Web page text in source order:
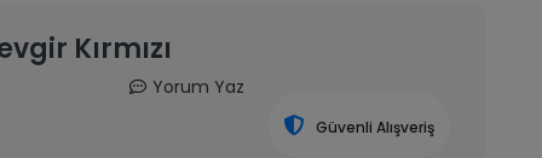
Kırmızı
Yorum Yaz
Güvenli Alışveriş